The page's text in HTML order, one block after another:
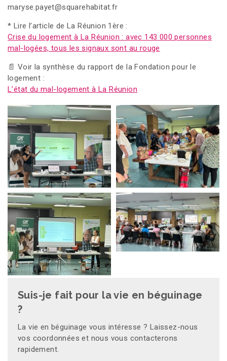
maryse.payet@squarehabitat.fr
* Lire l’article de La Réunion 1ère :
Crise du logement à La Réunion : avec 143 000 personnes
mal-logées, tous les signaux sont au rouge
📄 Voir la synthèse du rapport de la Fondation pour le
logement :
L’état du mal-logement à La Réunion
Suis-je fait pour la vie en béguinage
?
La vie en béguinage vous intéresse ? Laissez-nous
vos coordonnées et nous vous contacterons
rapidement.